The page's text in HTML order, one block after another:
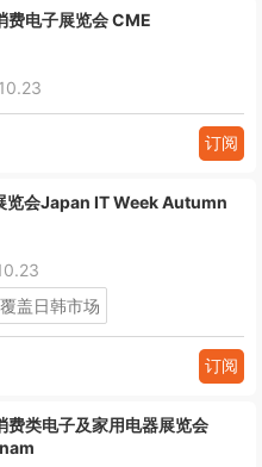
费电子展览会 CME
订阅
览会Japan IT Week Autumn
覆盖日韩市场
订阅
费类电子及家用电器展览会